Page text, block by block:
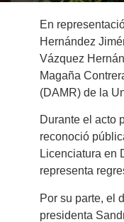
En
Hernández
Vázquez
Magaña
(DAMR) de la
Durante el acto
reconoció
Licenciatura en
representa
Por su parte, el
presidenta